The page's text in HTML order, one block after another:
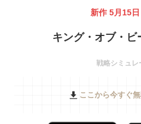
新作 5月15
キング・オブ・ビ
戦略シミュレ
ここから今すぐ